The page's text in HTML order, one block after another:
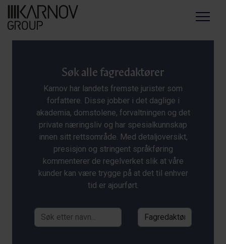
Menu
Søk alle fagredaktører
Karnov har landets fremste jurister som
forfattere. Disse jobber i det daglige i
akademia, domstolene, forvaltningen og det
private næringsliv og har spesialkunnskap
innen sitt rettsområde. Med detaljoversikt,
presisjon og stringent språkføring
kommenterer de regelverket slik at våre
kunder kan være trygge på at det til enhver
tid er ajourført.